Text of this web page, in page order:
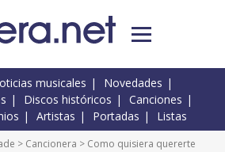
musicales
Novedades
Discos históricos
Canciones
Artistas Portadas Listas
> Cancionera > Como quisiera quererte